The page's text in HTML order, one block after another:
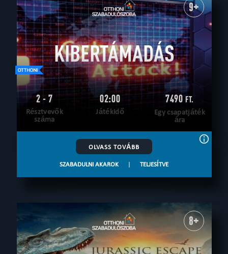
9+
KIBERTÁMADÁS
2 - 7
Résztvevők
száma
02:00
Játékidő
7490FT.
Egy csapatjáték
ára
OLVASS TOVÁBB
SZABADULNI AKAROK | TELJESÍTVE
8+